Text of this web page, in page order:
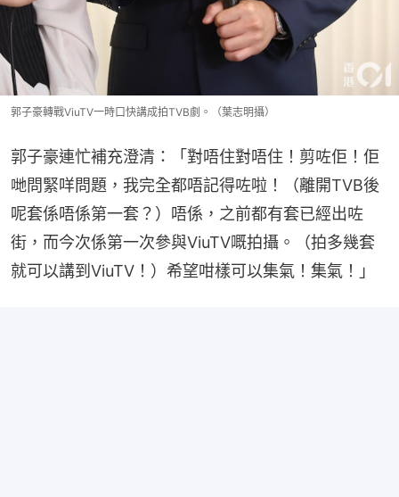
郭子豪轉戰ViuTV一時口快講成拍TVB劇。（葉志明攝）
郭子豪連忙補充澄清：「對唔住對唔住！剪咗佢！佢
哋問緊咩問題，我完全都唔記得咗啦！（離開TVB後
呢套係唔係第一套？）唔係，之前都有套已經出咗
街，而今次係第一次參與ViuTV嘅拍攝。（拍多幾套
就可以講到ViuTV！）希望咁樣可以集氣！集氣！」